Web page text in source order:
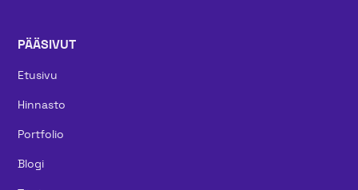
PÄÄSIVUT
Etusivu
Hinnasto
Portfolio
Blogi